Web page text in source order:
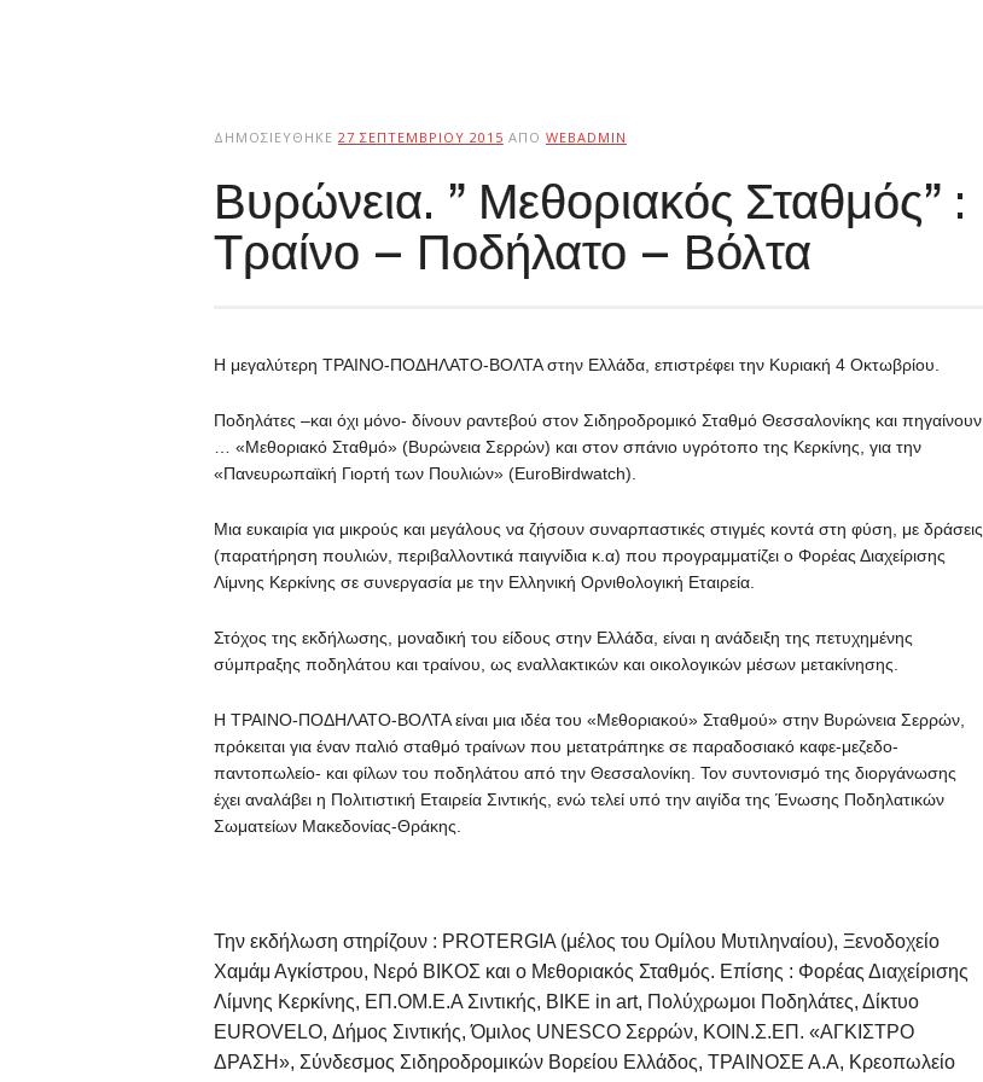
ΔΗΜΟΣΙΕΎΘΗΚΕ 27 ΣΕΠΤΕΜΒΡΊΟΥ 2015 ΑΠΌ WEBADMIN
Βυρώνεια. ” Μεθοριακός Σταθμός” :
Τραίνο – Ποδήλατο – Βόλτα
Η μεγαλύτερη ΤΡΑΙΝΟ-ΠΟΔΗΛΑΤΟ-ΒΟΛΤΑ στην Ελλάδα, επιστρέφει την Κυριακή 4 Οκτωβρίου.
Ποδηλάτες –και όχι μόνο- δίνουν ραντεβού στον Σιδηροδρομικό Σταθμό Θεσσαλονίκης και πηγαίνουν
… «Μεθοριακό Σταθμό» (Βυρώνεια Σερρών) και στον σπάνιο υγρότοπο της Κερκίνης, για την
«Πανευρωπαϊκή Γιορτή των Πουλιών» (EuroBirdwatch).
Μια ευκαιρία για μικρούς και μεγάλους να ζήσουν συναρπαστικές στιγμές κοντά στη φύση, με δράσεις
(παρατήρηση πουλιών, περιβαλλοντικά παιγνίδια κ.α) που προγραμματίζει ο Φορέας Διαχείρισης
Λίμνης Κερκίνης σε συνεργασία με την Ελληνική Ορνιθολογική Εταιρεία.
Στόχος της εκδήλωσης, μοναδική του είδους στην Ελλάδα, είναι η ανάδειξη της πετυχημένης
σύμπραξης ποδηλάτου και τραίνου, ως εναλλακτικών και οικολογικών μέσων μετακίνησης.
Η ΤΡΑΙΝΟ-ΠΟΔΗΛΑΤΟ-ΒΟΛΤΑ είναι μια ιδέα του «Μεθοριακού» Σταθμού» στην Βυρώνεια Σερρών,
πρόκειται για έναν παλιό σταθμό τραίνων που μετατράπηκε σε παραδοσιακό καφε-μεζεδο-
παντοπωλείο- και φίλων του ποδηλάτου από την Θεσσαλονίκη. Τον συντονισμό της διοργάνωσης
έχει αναλάβει η Πολιτιστική Εταιρεία Σιντικής, ενώ τελεί υπό την αιγίδα της Ένωσης Ποδηλατικών
Σωματείων Μακεδονίας-Θράκης.
Την εκδήλωση στηρίζουν : PROTERGIA (μέλος του Ομίλου Μυτιληναίου), Ξενοδοχείο
Χαμάμ Αγκίστρου, Νερό ΒΙΚΟΣ και ο Μεθοριακός Σταθμός. Επίσης : Φορέας Διαχείρισης
Λίμνης Κερκίνης, ΕΠ.ΟΜ.Ε.Α Σιντικής, BIKE in art, Πολύχρωμοι Ποδηλάτες, Δίκτυο
EUROVELO, Δήμος Σιντικής, Όμιλος UNESCO Σερρών, ΚΟΙΝ.Σ.ΕΠ. «ΑΓΚΙΣΤΡΟ
ΔΡΑΣΗ», Σύνδεσμος Σιδηροδρομικών Βορείου Ελλάδος, ΤΡΑΙΝΟΣΕ Α.Α, Κρεοπωλείο